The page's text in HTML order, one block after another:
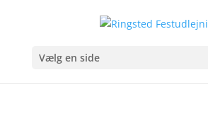
Vælg en side